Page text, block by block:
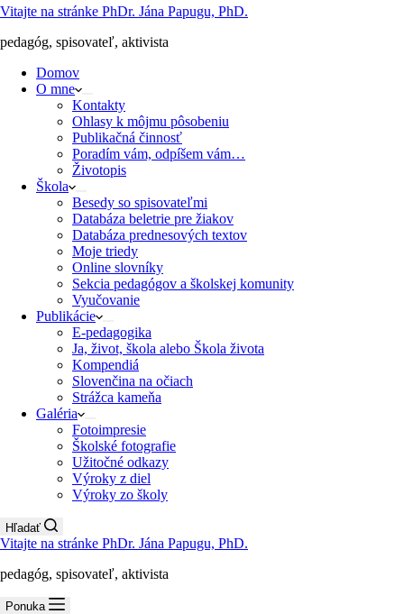
Vitajte na stránke PhDr. Jána Papugu, PhD.
pedagóg, spisovateľ, aktivista
Domov
O mne
Kontakty
Ohlasy k môjmu pôsobeniu
Publikačná činnosť
Poradím vám, odpíšem vám…
Životopis
Škola
Besedy so spisovateľmi
Databáza beletrie pre žiakov
Databáza prednesových textov
Moje triedy
Online slovníky
Sekcia pedagógov a školskej komunity
Vyučovanie
Publikácie
E-pedagogika
Ja, život, škola alebo Škola života
Kompendiá
Slovenčina na očiach
Strážca kameňa
Galéria
Fotoimpresie
Školské fotografie
Užitočné odkazy
Výroky z diel
Výroky zo školy
Hľadať
Vitajte na stránke PhDr. Jána Papugu, PhD.
pedagóg, spisovateľ, aktivista
Ponuka